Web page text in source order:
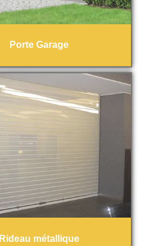
Porte Garage
Rideau métallique